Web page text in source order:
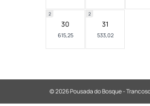
30
615,25
2
31
533,02
2
© 2026 Pousada do Bosque -